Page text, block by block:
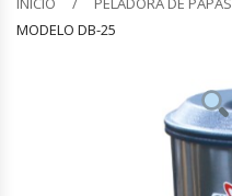
Barquilleras
Bolsas De Sellado Al Vacío
MODELO DB-25